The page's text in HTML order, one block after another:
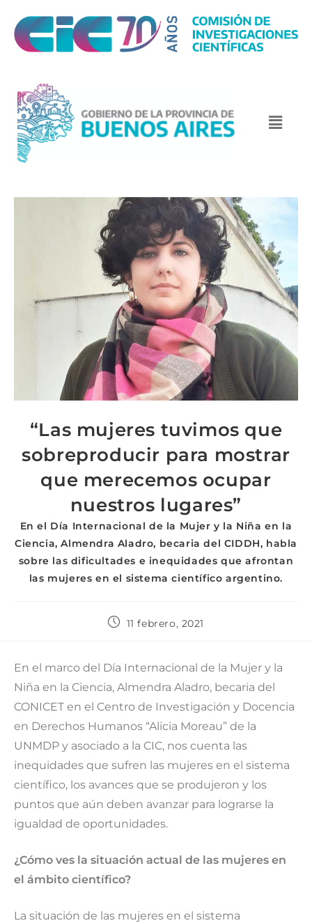
“Las mujeres tuvimos que
sobreproducir para mostrar
que merecemos ocupar
nuestros lugares”
En el Día Internacional de la Mujer y la Niña en la
Ciencia, Almendra Aladro, becaria del CIDDH, habla
sobre las dificultades e inequidades que afrontan
las mujeres en el sistema científico argentino.
11 febrero, 2021
En el marco del Día Internacional de la Mujer y la
Niña en la Ciencia, Almendra Aladro, becaria del
CONICET en el Centro de Investigación y Docencia
en Derechos Humanos “Alicia Moreau” de la
UNMDP y asociado a la CIC, nos cuenta las
inequidades que sufren las mujeres en el sistema
científico, los avances que se produjeron y los
puntos que aún deben avanzar para lograrse la
igualdad de oportunidades.
¿Cómo ves la situación actual de las mujeres en
el ámbito científico?
La situación de las mujeres en el sistema